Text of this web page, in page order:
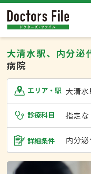
大清水駅、内分泌
病院
エリア・駅 大清水
診療科目 指定な
詳細条件 内分